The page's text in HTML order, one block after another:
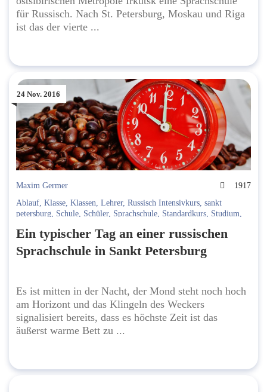
für Russisch. Nach St. Petersburg, Moskau und Riga
ist das der vierte ...
24 Nov. 2016
Maxim Germer
1917
Ablauf, Klasse, Klassen, Lehrer, Russisch Intensivkurs, sankt
petersburg, Schule, Schüler, Sprachschule, Standardkurs, Studium,
Ein typischer Tag an einer russischen
Sprachschule in Sankt Petersburg
Es ist mitten in der Nacht, der Mond steht noch hoch
am Horizont und das Klingeln des Weckers
signalisiert bereits, dass es höchste Zeit ist das
äußerst warme Bett zu ...